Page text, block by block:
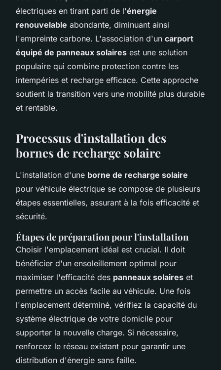
électriques en tirant parti de l'énergie
renouvelable abondante, diminuant ainsi
l'empreinte carbone. L'association d'un carport
équipé de panneaux solaires est une solution
populaire qui combine protection contre les
intempéries et recharge efficace. Cette approche
soutient la transition vers une mobilité plus durable
et rentable.
Processus d'installation des
bornes de recharge solaire
L'installation d'une borne de recharge solaire
pour véhicule électrique se compose de plusieurs
étapes essentielles, assurant à la fois efficacité et
sécurité.
Étapes de préparation pour l'installation
Choisir l'emplacement idéal est crucial. Il doit
bénéficier d'un ensoleillement optimal pour
maximiser l'efficacité des panneaux solaires et
permettre un accès facile au véhicule. Une fois
l'emplacement déterminé, vérifiez la capacité du
système électrique de votre domicile pour
supporter la nouvelle charge. Si nécessaire,
renforcez le réseau existant pour garantir une
distribution d'énergie sans faille.